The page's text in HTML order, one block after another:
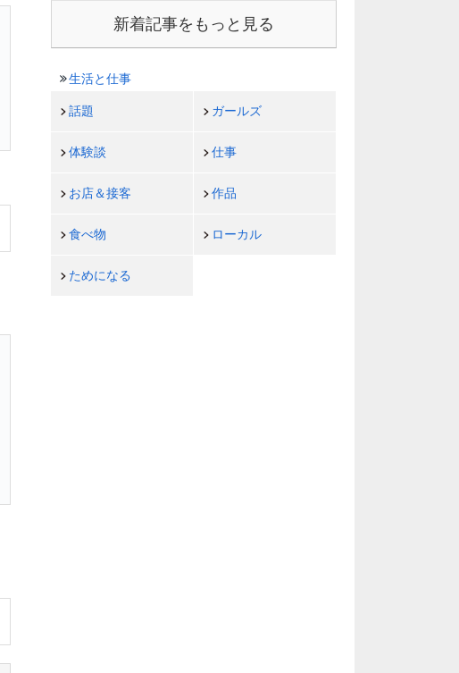
新着記事をもっと見る
生活と仕事
話題 ガールズ
体験談 仕事
お店＆接客 作品
食べ物 ローカル
ためになる